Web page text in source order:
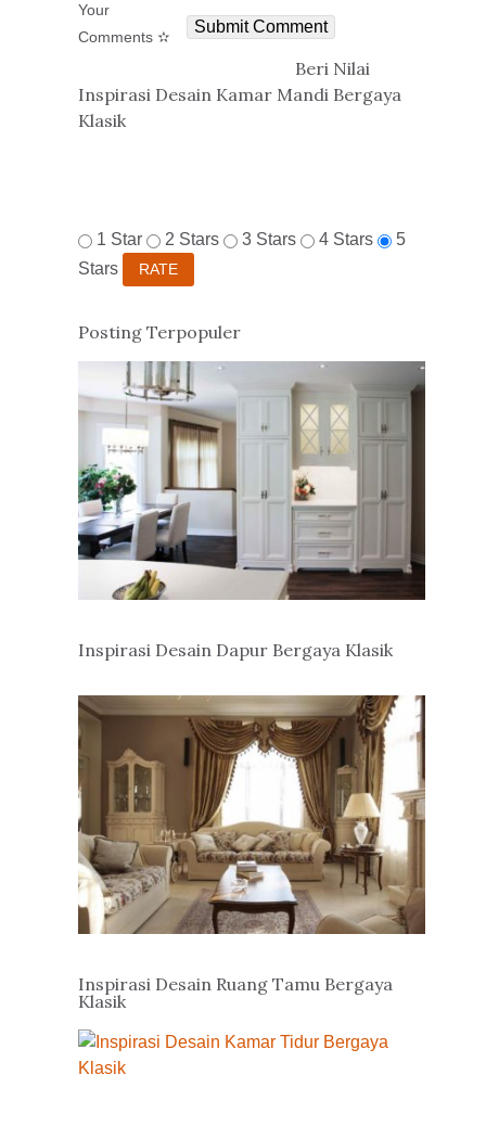
Your
Comments ✫
Beri Nilai
Inspirasi Desain Kamar Mandi Bergaya
Klasik
1 Star 2 Stars 3 Stars 4 Stars
5
Stars
Posting Terpopuler
Inspirasi Desain Dapur Bergaya Klasik
Inspirasi Desain Ruang Tamu Bergaya
Klasik